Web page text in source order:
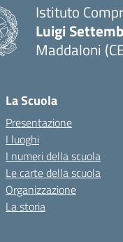
Istituto
Luigi
Maddaloni
La Scuola
Presentazione
I luoghi
I numeri della scuola
Le carte della scuola
Organizzazione
La storia